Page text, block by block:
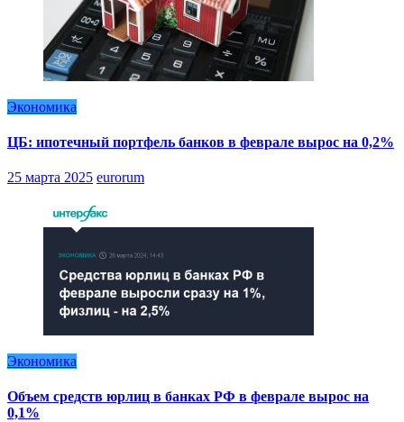
Экономика
ЦБ: ипотечный портфель банков в феврале вырос на 0,2%
25 марта 2025 eurorum
Экономика
Объем средств юрлиц в банках РФ в феврале вырос на
0,1%